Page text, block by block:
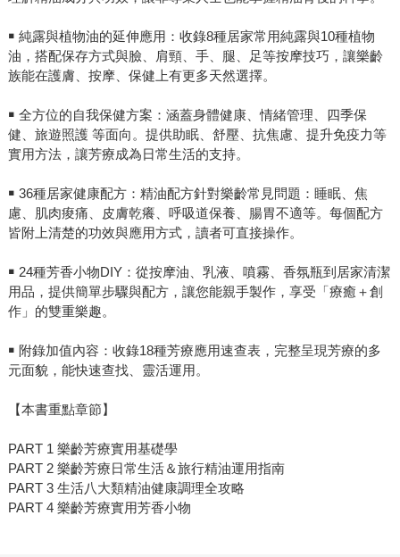
￭ 純露與植物油的延伸應用：收錄8種居家常用純露與10種植物
油，搭配保存方式與臉、肩頸、手、腿、足等按摩技巧，讓樂齡
族能在護膚、按摩、保健上有更多天然選擇。
￭ 全方位的自我保健方案：涵蓋身體健康、情緒管理、四季保
健、旅遊照護 等面向。提供助眠、舒壓、抗焦慮、提升免疫力等
實用方法，讓芳療成為日常生活的支持。
￭ 36種居家健康配方：精油配方針對樂齡常見問題：睡眠、焦
慮、肌肉痠痛、皮膚乾癢、呼吸道保養、腸胃不適等。每個配方
皆附上清楚的功效與應用方式，讀者可直接操作。
￭ 24種芳香小物DIY：從按摩油、乳液、噴霧、香氛瓶到居家清潔
用品，提供簡單步驟與配方，讓您能親手製作，享受「療癒＋創
作」的雙重樂趣。
￭ 附錄加值內容：收錄18種芳療應用速查表，完整呈現芳療的多
元面貌，能快速查找、靈活運用。
【本書重點章節】
PART 1 樂齡芳療實用基礎學
PART 2 樂齡芳療日常生活＆旅行精油運用指南
PART 3 生活八大類精油健康調理全攻略
PART 4 樂齡芳療實用芳香小物